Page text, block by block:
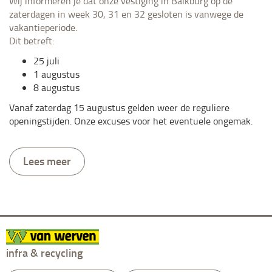
zaterdagen in week 30, 31 en 32 gesloten is vanwege de
vakantieperiode.
Dit betreft:
25 juli
1 augustus
8 augustus
Vanaf zaterdag 15 augustus gelden weer de reguliere
openingstijden. Onze excuses voor het eventuele ongemak.
Lees meer
infra & recycling